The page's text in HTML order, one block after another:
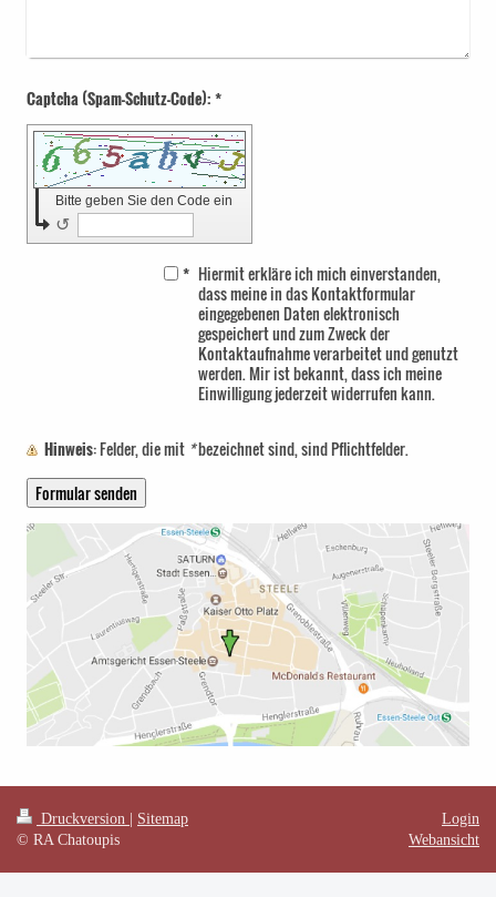
Captcha (Spam-Schutz-Code): *
Bitte geben Sie den Code ein
↺
* Hiermit erkläre ich mich einverstanden,
dass meine in das Kontaktformular
eingegebenen Daten elektronisch
gespeichert und zum Zweck der
Kontaktaufnahme verarbeitet und genutzt
werden. Mir ist bekannt, dass ich meine
Einwilligung jederzeit widerrufen kann.
Hinweis : Felder, die mit *bezeichnet sind, sind Pflichtfelder.
Druckversion | Sitemap
© RA Chatoupis
Login
Webansicht